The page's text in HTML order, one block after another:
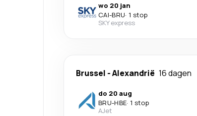
wo 20 jan
CAI-BRU· 1 stop
SKY express
Brussel -Alexandrië 16 dagen
do 20 aug
BRU-HBE· 1 stop
AJet